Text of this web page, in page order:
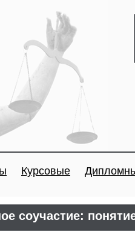
Курсовые
соучастие: